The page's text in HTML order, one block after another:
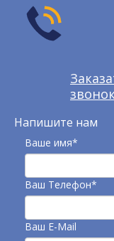
Напишите нам
Ваше имя*
Ваш Телефон*
Ваш E-Mail